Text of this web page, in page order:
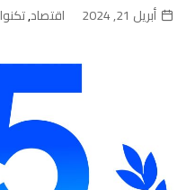
أبريل 21, 2024 اقتصاد,